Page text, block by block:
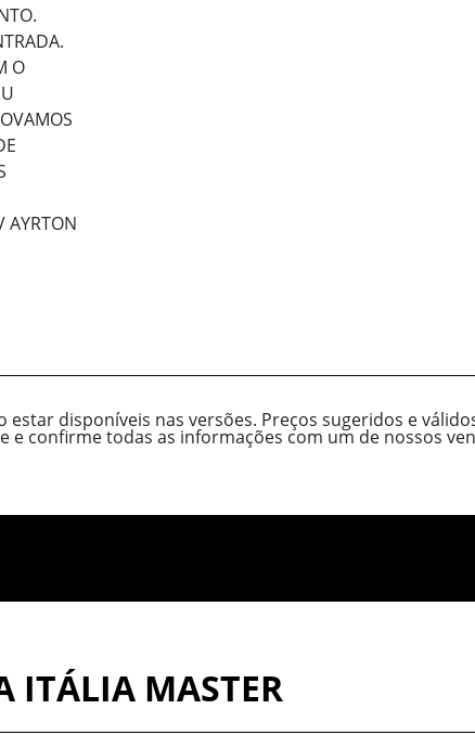
O
AYRTON
disponíveis nas versões. Preços sugeridos e
confirme todas as informações com um de nossos
ITÁLIA MASTER